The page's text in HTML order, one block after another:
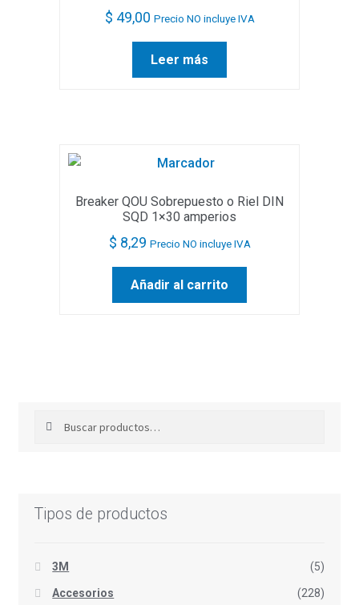
$ 49,00 Precio NO incluye IVA
Leer más
Breaker QOU Sobrepuesto o Riel DIN
SQD 1×30 amperios
$ 8,29 Precio NO incluye IVA
Añadir al carrito
Tipos de productos
3M (5)
Accesorios (228)